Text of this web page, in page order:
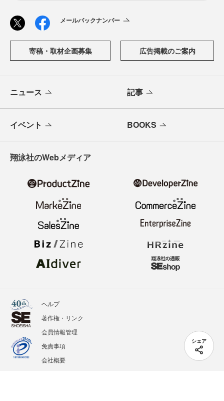
シェア
メールバックナンバー
寄稿・取材企画募集 広告掲載のご案内
ニュース 記事
イベント BOOKS
翔泳社のWebメディア
ヘルプ
著作権・リンク
会員情報管理
免責事項
会社概要